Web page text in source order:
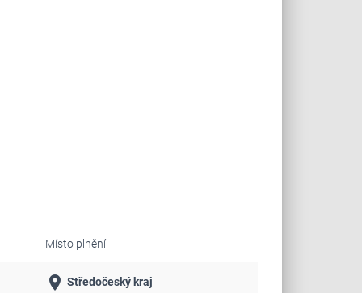
Místo plnění
place Středočeský kraj